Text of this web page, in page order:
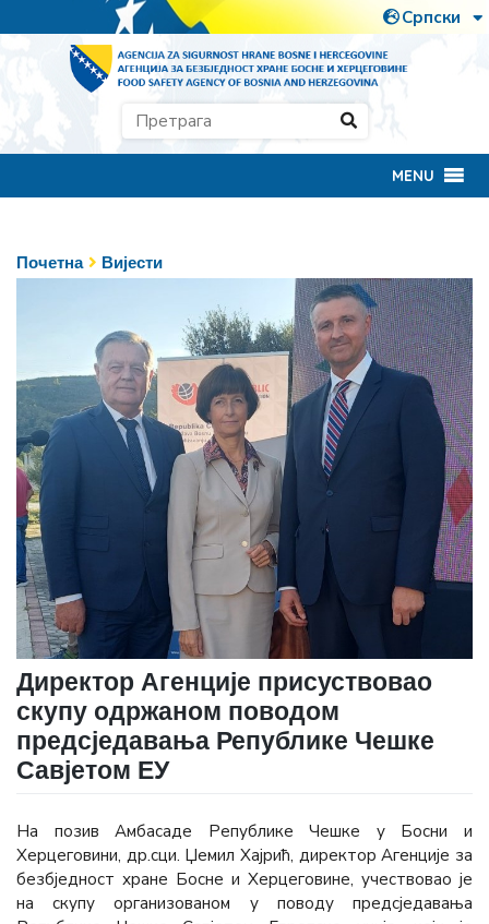
MENU
Почетна Вијести
Директор Агенције присуствовао
скупу одржаном поводом
предсједавања Републике Чешке
Савјетом ЕУ
На позив Амбасаде Републике Чешке у Босни и
Херцеговини, др.сци. Џемил Хајрић, директор Агенције за
безбједност хране Босне и Херцеговине, учествовао је
на скупу организoваном у поводу предсједавања